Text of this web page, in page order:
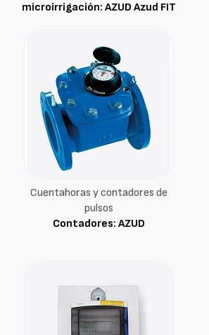
microirrigación: AZUD Azud FIT
Cuentahoras y contadores de
pulsos
Contadores: AZUD